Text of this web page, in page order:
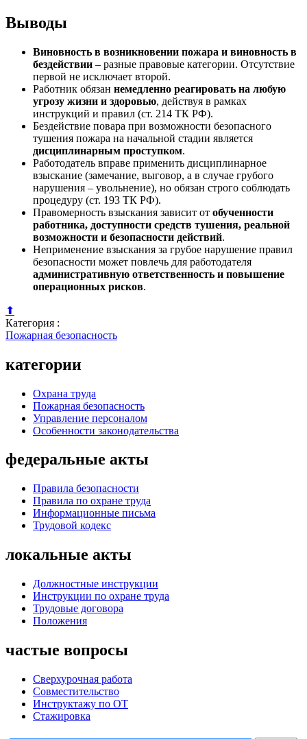
Выводы
Виновность в возникновении пожара и виновность в
бездействии – разные правовые категории. Отсутствие
первой не исключает второй.
Работник обязан немедленно реагировать на любую
угрозу жизни и здоровью, действуя в рамках
инструкций и правил (ст. 214 ТК РФ).
Бездействие повара при возможности безопасного
тушения пожара на начальной стадии является
дисциплинарным проступком.
Работодатель вправе применить дисциплинарное
взыскание (замечание, выговор, а в случае грубого
нарушения – увольнение), но обязан строго соблюдать
процедуру (ст. 193 ТК РФ).
Правомерность взыскания зависит от обученности
работника, доступности средств тушения, реальной
возможности и безопасности действий.
Неприменение взыскания за грубое нарушение правил
безопасности может повлечь для работодателя
административную ответственность и повышение
операционных рисков.
⬆
Категория :
Пожарная безопасность
категории
Охрана труда
Пожарная безопасность
Управление персоналом
Особенности законодательства
федеральные акты
Правила безопасности
Правила по охране труда
Информационные письма
Трудовой кодекс
локальные акты
Должностные инструкции
Инструкции по охране труда
Трудовые договора
Положения
частые вопросы
Сверхурочная работа
Совместительство
Инструктажу по ОТ
Стажировка